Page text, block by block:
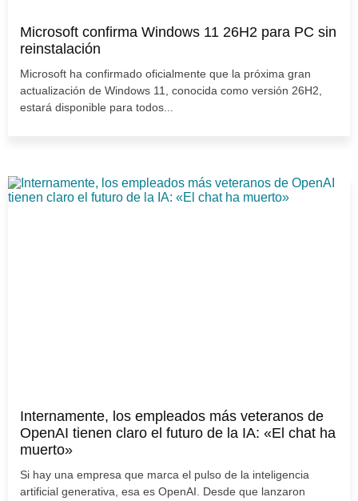
Microsoft confirma Windows 11 26H2 para PC sin
reinstalación
Microsoft ha confirmado oficialmente que la próxima gran
actualización de Windows 11, conocida como versión 26H2,
estará disponible para todos...
Internamente, los empleados más veteranos de
OpenAI tienen claro el futuro de la IA: «El chat ha
muerto»
Si hay una empresa que marca el pulso de la inteligencia
artificial generativa, esa es OpenAI. Desde que lanzaron